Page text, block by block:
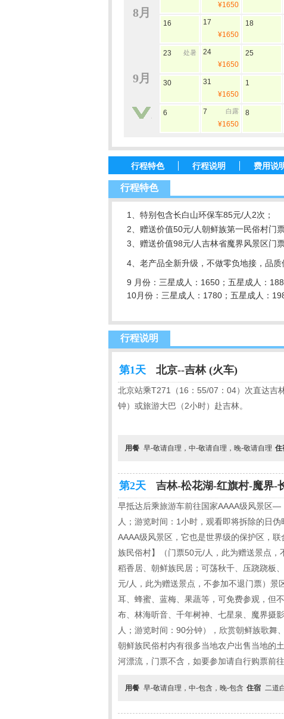
8月
9月
¥1650
16
17
¥1650
18
23 处暑
24
¥1650
25
30
31
¥1650
1
6 7 白露
¥1650
8
行程特色 行程说明 费用说
行程特色
1、特别包含长白山环保车85元/人2次；
2、赠送价值50元/人朝鲜族第一民俗村门
3、赠送价值98元/人吉林省魔界风景区门票
4、老产品全新升级，不做零负地接，品质
9 月份：三星成人：1650；五星成人：
10月份：三星成人：1780；五星成人：
行程说明
第1天 北京--吉林 (火车)
北京站乘T271（16：55/07：04）次直达吉
钟）或旅游大巴（2小时）赴吉林。
用餐 早-敬请自理，中-敬请自理，晚-敬请自理 住
第2天 吉林-松花湖-红旗村-魔界-
早抵达后乘旅游车前往国家AAAA级风景区
人；游览时间：1小时，观看即将拆除的日
AAAA级风景区，它也是世界级的保护区，
族民俗村】（门票50元/人，此为赠送景点，
稻香居、朝鲜族民居；可荡秋千、压跷跷板
元/人，此为赠送景点，不参加不退门票）
耳、蜂蜜、蓝梅、果蔬等，可免费参观，但
布、林海听音、千年树神、七星泉、魔界摄
人；游览时间：90分钟），欣赏朝鲜族歌舞
朝鲜族民俗村内有很多当地农户出售当地的
河漂流，门票不含，如要参加请自行购票前
用餐 早-敬请自理，中-包含，晚-包含 住宿 二道